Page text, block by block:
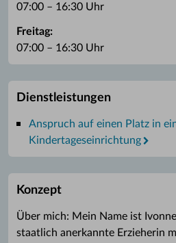
07:00 – 16:30 Uhr
Freitag:
07:00 – 16:30 Uhr
Dienstleistungen
Anspruch auf einen Platz in
Kindertageseinrichtung
Konzept
Über mich: Mein Name ist
staatlich anerkannte Erzieherin